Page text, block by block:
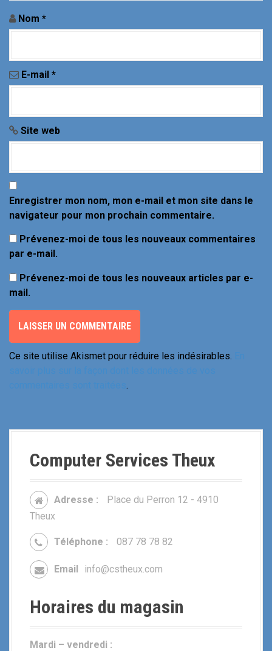
a
r
t
i
l
e
Nom *
E-mail *
Site web
Enregistrer mon nom, mon e-mail et mon site dans le
navigateur pour mon prochain commentaire.
Prévenez-moi de tous les nouveaux commentaires
par e-mail.
Prévenez-moi de tous les nouveaux articles par e-
mail.
Ce site utilise Akismet pour réduire les indésirables.
.
Computer Services Theux
Adresse :
Place du Perron 12 - 4910
Theux
Téléphone : 087 78 78 82
Email info@cstheux.com
Horaires du magasin
Mardi – vendredi :